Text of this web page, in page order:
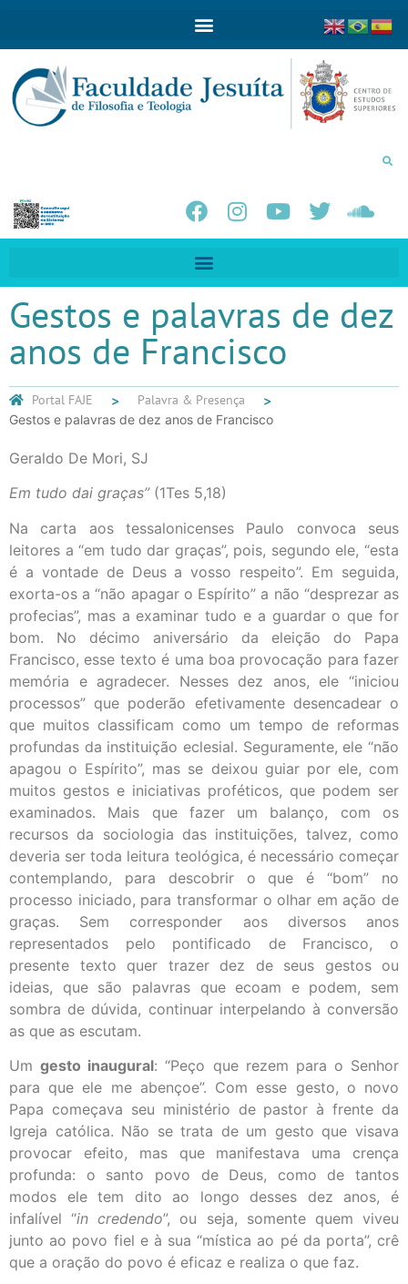
Gestos e palavras de dez
anos de Francisco
Portal FAJE Palavra & Presença
Gestos e palavras de dez anos de Francisco
Geraldo De Mori, SJ
Em tudo dai graças” (1Tes 5,18)
Na carta aos tessalonicenses Paulo convoca seus
leitores a “em tudo dar graças”, pois, segundo ele, “esta
é a vontade de Deus a vosso respeito”. Em seguida,
exorta-os a “não apagar o Espírito” a não “desprezar as
profecias”, mas a examinar tudo e a guardar o que for
bom. No décimo aniversário da eleição do Papa
Francisco, esse texto é uma boa provocação para fazer
memória e agradecer. Nesses dez anos, ele “iniciou
processos” que poderão efetivamente desencadear o
que muitos classificam como um tempo de reformas
profundas da instituição eclesial. Seguramente, ele “não
apagou o Espírito”, mas se deixou guiar por ele, com
muitos gestos e iniciativas proféticos, que podem ser
examinados. Mais que fazer um balanço, com os
recursos da sociologia das instituições, talvez, como
deveria ser toda leitura teológica, é necessário começar
contemplando, para descobrir o que é “bom” no
processo iniciado, para transformar o olhar em ação de
graças. Sem corresponder aos diversos anos
representados pelo pontificado de Francisco, o
presente texto quer trazer dez de seus gestos ou
ideias, que são palavras que ecoam e podem, sem
sombra de dúvida, continuar interpelando à conversão
as que as escutam.
Umgesto inaugural: “Peço que rezem para o Senhor
para que ele me abençoe”. Com esse gesto, o novo
Papa começava seu ministério de pastor à frente da
Igreja católica. Não se trata de um gesto que visava
provocar efeito, mas que manifestava uma crença
profunda: o santo povo de Deus, como de tantos
modos ele tem dito ao longo desses dez anos, é
infalível “in credendo”, ou seja, somente quem viveu
junto ao povo fiel e à sua “mística ao pé da porta”, crê
que a oração do povo é eficaz e realiza o que faz.